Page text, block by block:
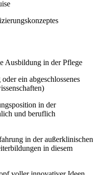
Ausbildung in der Pflege
ein abgeschlossenes
in der
und beruflich
in der außerklinischen
in diesem